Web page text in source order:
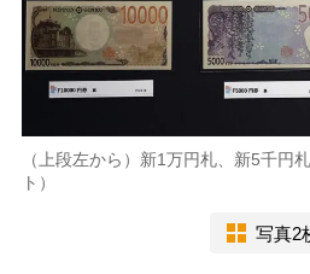
（上段左から）新1万円札、新5千円
ト）
写真2